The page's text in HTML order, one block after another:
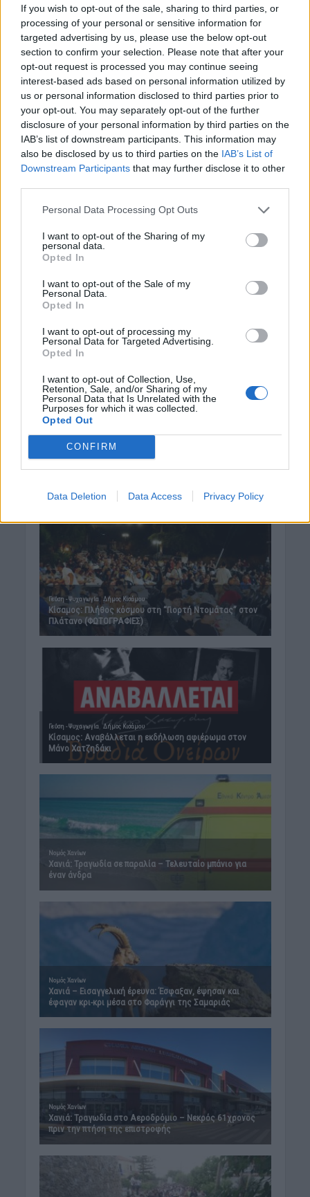
If you wish to opt-out of the sale, sharing to third parties, or
processing of your personal or sensitive information for
targeted advertising by us, please use the below opt-out
section to confirm your selection. Please note that after your
opt-out request is processed you may continue seeing
interest-based ads based on personal information utilized by
us or personal information disclosed to third parties prior to
your opt-out. You may separately opt-out of the further
disclosure of your personal information by third parties on the
IAB’s list of downstream participants. This information may
also be disclosed by us to third parties on the IAB’s List of
Downstream Participants that may further disclose it to other
Personal Data Processing Opt Outs
I want to opt-out of the Sharing of my
personal data.
Opted In
I want to opt-out of the Sale of my
Personal Data.
Opted In
I want to opt-out of processing my
Personal Data for Targeted Advertising.
Opted In
I want to opt-out of Collection, Use,
Retention, Sale, and/or Sharing of my
Personal Data that Is Unrelated with the
Purposes for which it was collected.
Opted Out
CONFIRM
Data Deletion Data Access Privacy Policy